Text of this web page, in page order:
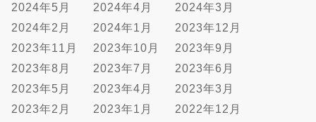
2024年5月
2024年4月
2024年3月
2024年2月
2024年1月
2023年12月
2023年11月
2023年10月
2023年9月
2023年8月
2023年7月
2023年6月
2023年5月
2023年4月
2023年3月
2023年2月
2023年1月
2022年12月